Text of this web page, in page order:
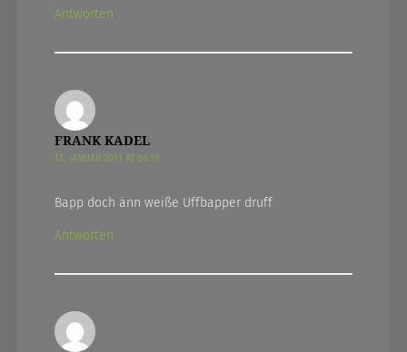
Antworten
FRANK KADEL
11. JANUAR 2011 AT 08.19
Bapp doch änn weiße Uffbapper druff
Antworten